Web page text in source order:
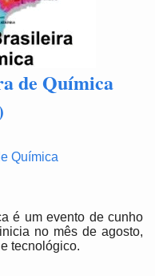
de Química
Química
é um evento de cunho
no mês de agosto,
tecnológico.